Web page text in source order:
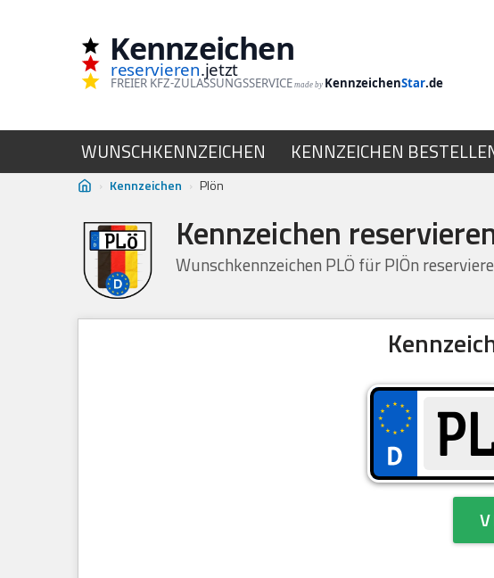
Kennzeichen
reservieren.jetzt
FREIER KFZ-ZULASSUNGSSERVICE made by KennzeichenStar.de
WUNSCHKENNZEICHEN KENNZEICHEN
› Kennzeichen › Plön
Kennzeichen
Wunschkennzeichen PLÖ für PlÖn